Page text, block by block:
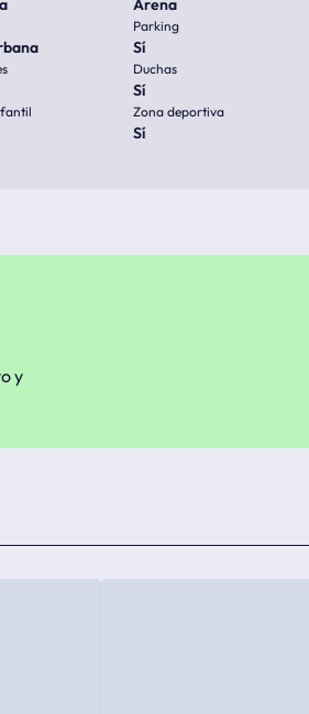
Arena
Parking
Sí
Duchas
Sí
Zona deportiva
Sí
y